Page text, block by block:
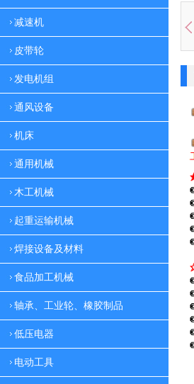
减速机
皮带轮
发电机组
通风设备
机床
通用机械
木工机械
起重运输机械
焊接设备及材料
食品加工机械
轴承、工业轮、橡胶制品
低压电器
电动工具